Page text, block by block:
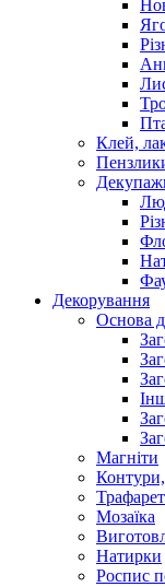
Клей,
Декорування
Основа
Магніти
Мозаїка
Натирки
Роспис